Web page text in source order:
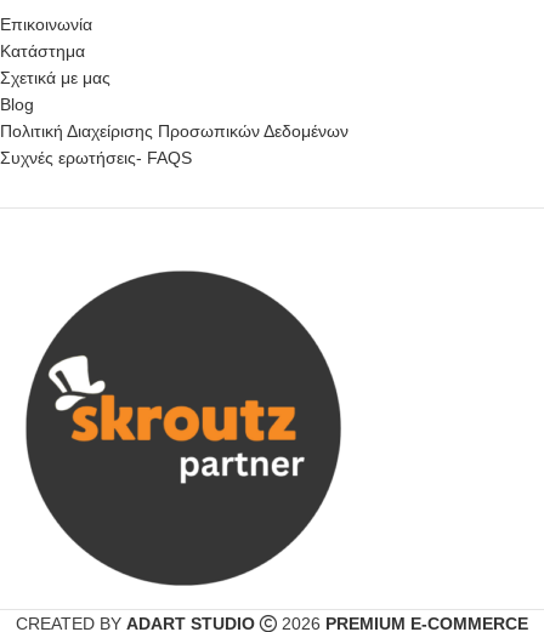
Επικοινωνία
Κατάστημα
Σχετικά με μας
Blog
Πολιτική Διαχείρισης Προσωπικών Δεδομένων
Συχνές ερωτήσεις- FAQS
CREATED BY ADART STUDIO 2026 PREMIUM E-COMMERCE